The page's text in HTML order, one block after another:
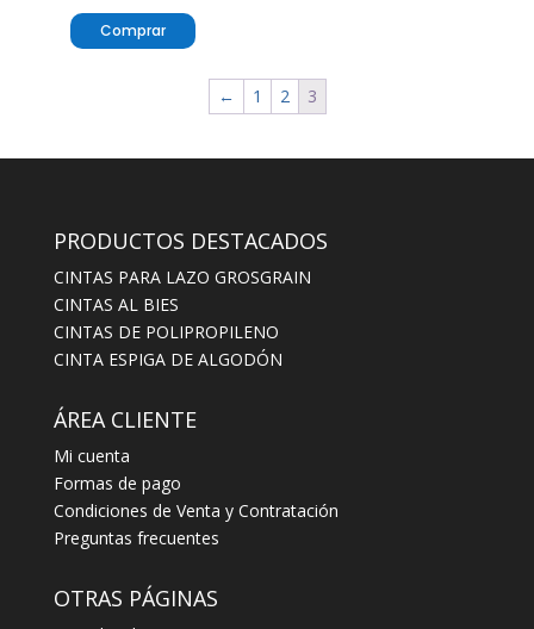
Comprar
← 1 2 3
PRODUCTOS DESTACADOS
CINTAS PARA LAZO GROSGRAIN
CINTAS AL BIES
CINTAS DE POLIPROPILENO
CINTA ESPIGA DE ALGODÓN
ÁREA CLIENTE
Mi cuenta
Formas de pago
Condiciones de Venta y Contratación
Preguntas frecuentes
OTRAS PÁGINAS